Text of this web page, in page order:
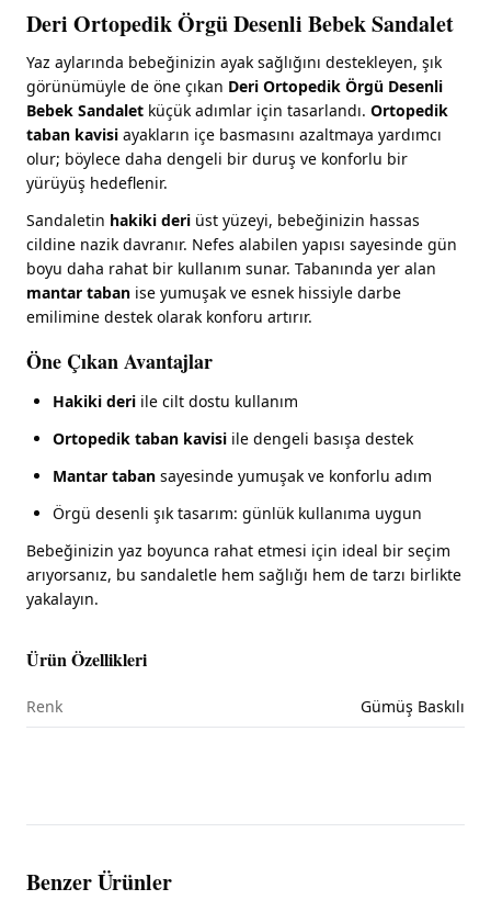
Deri Ortopedik Örgü Desenli Bebek Sandalet
Yaz aylarında bebeğinizin ayak sağlığını destekleyen, şık
görünümüyle de öne çıkan Deri Ortopedik Örgü Desenli
Bebek Sandalet küçük adımlar için tasarlandı. Ortopedik
taban kavisi ayakların içe basmasını azaltmaya yardımcı
olur; böylece daha dengeli bir duruş ve konforlu bir
yürüyüş hedeflenir.
Sandaletin hakiki deri üst yüzeyi, bebeğinizin hassas
cildine nazik davranır. Nefes alabilen yapısı sayesinde gün
boyu daha rahat bir kullanım sunar. Tabanında yer alan
mantar taban ise yumuşak ve esnek hissiyle darbe
emilimine destek olarak konforu artırır.
Öne Çıkan Avantajlar
Hakiki deri ile cilt dostu kullanım
Ortopedik taban kavisi ile dengeli basışa destek
Mantar taban sayesinde yumuşak ve konforlu adım
Örgü desenli şık tasarım: günlük kullanıma uygun
Bebeğinizin yaz boyunca rahat etmesi için ideal bir seçim
arıyorsanız, bu sandaletle hem sağlığı hem de tarzı birlikte
yakalayın.
Ürün Özellikleri
Renk Gümüş Baskılı
Benzer Ürünler